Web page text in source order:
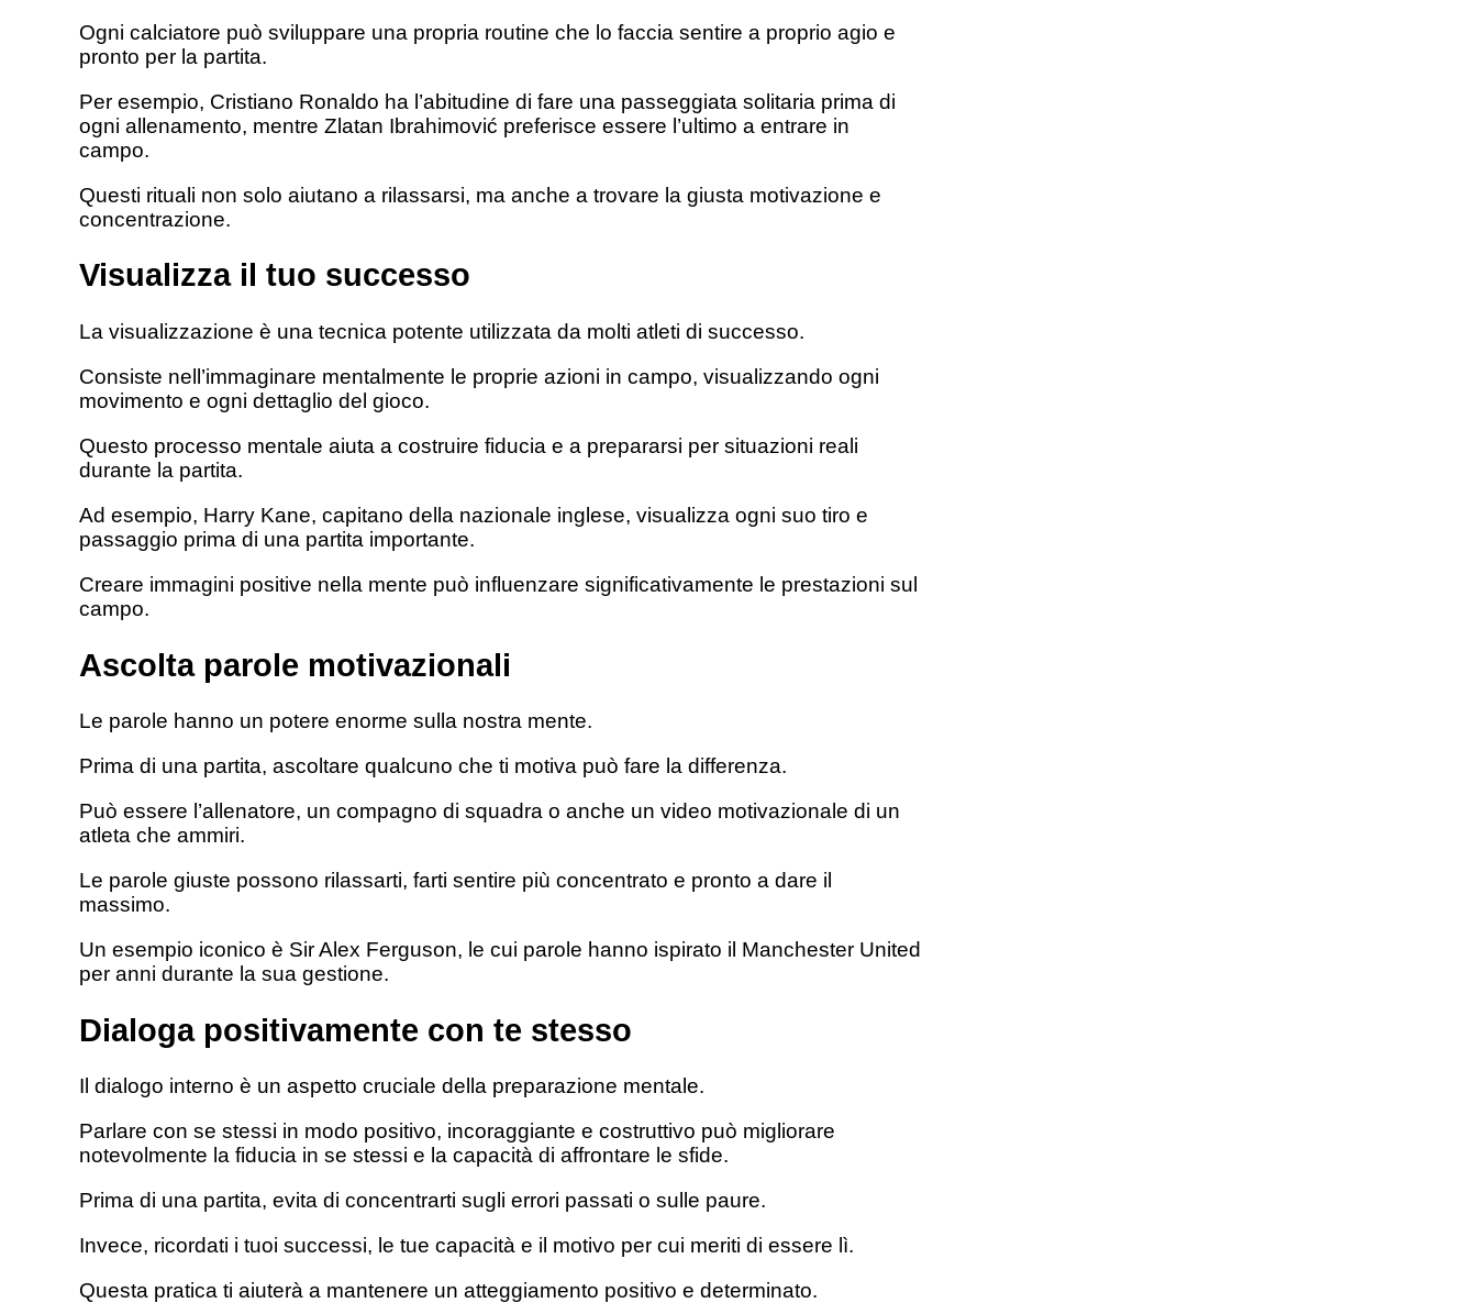
Ogni calciatore può sviluppare una propria routine che lo faccia sentire a proprio agio e
pronto per la partita.
Per esempio, Cristiano Ronaldo ha l’abitudine di fare una passeggiata solitaria prima di
ogni allenamento, mentre Zlatan Ibrahimović preferisce essere l’ultimo a entrare in
campo.
Questi rituali non solo aiutano a rilassarsi, ma anche a trovare la giusta motivazione e
concentrazione.
Visualizza il tuo successo
La visualizzazione è una tecnica potente utilizzata da molti atleti di successo.
Consiste nell’immaginare mentalmente le proprie azioni in campo, visualizzando ogni
movimento e ogni dettaglio del gioco.
Questo processo mentale aiuta a costruire fiducia e a prepararsi per situazioni reali
durante la partita.
Ad esempio, Harry Kane, capitano della nazionale inglese, visualizza ogni suo tiro e
passaggio prima di una partita importante.
Creare immagini positive nella mente può influenzare significativamente le prestazioni sul
campo.
Ascolta parole motivazionali
Le parole hanno un potere enorme sulla nostra mente.
Prima di una partita, ascoltare qualcuno che ti motiva può fare la differenza.
Può essere l’allenatore, un compagno di squadra o anche un video motivazionale di un
atleta che ammiri.
Le parole giuste possono rilassarti, farti sentire più concentrato e pronto a dare il
massimo.
Un esempio iconico è Sir Alex Ferguson, le cui parole hanno ispirato il Manchester United
per anni durante la sua gestione.
Dialoga positivamente con te stesso
Il dialogo interno è un aspetto cruciale della preparazione mentale.
Parlare con se stessi in modo positivo, incoraggiante e costruttivo può migliorare
notevolmente la fiducia in se stessi e la capacità di affrontare le sfide.
Prima di una partita, evita di concentrarti sugli errori passati o sulle paure.
Invece, ricordati i tuoi successi, le tue capacità e il motivo per cui meriti di essere lì.
Questa pratica ti aiuterà a mantenere un atteggiamento positivo e determinato.